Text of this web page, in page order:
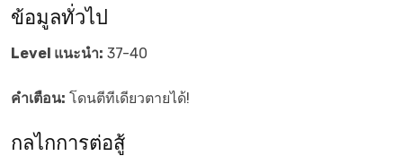
ข้อมูลทั่วไป
Level แนะนำ: 37-40
คำเตือน: โดนตีทีเดียวตายได้!
กลไกการต่อสู้